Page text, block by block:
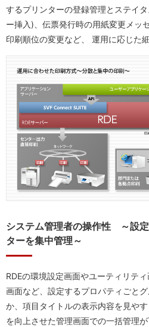
するプリンターの登録管理とステイ
ー挿入)、伝票発行時の用紙変更メッ
印刷順位の変更など、 運用に応じた
システム管理者の操作性 ～設
ターを集中管理～
RDEの環境設定画面やユーティリテ
画面など、設定するプロパティごと
か、項目タイトルの表示内容を見や
を向上させた管理画面での一括管理が